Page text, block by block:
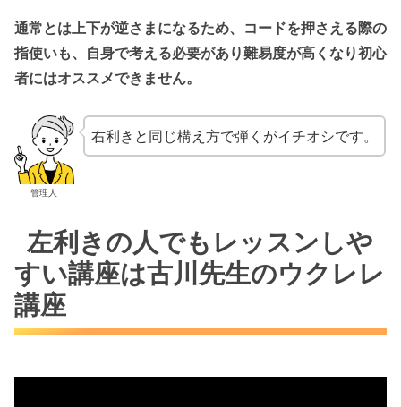
通常とは上下が逆さまになるため、コードを押さえる際の
指使いも、自身で考える必要があり難易度が高くなり初心
者にはオススメできません。
管理人
右利きと同じ構え方で弾くがイチオシです。
左利きの人でもレッスンしや
すい講座は古川先生のウクレレ
講座